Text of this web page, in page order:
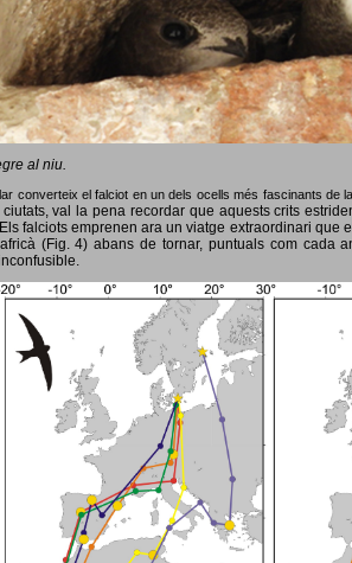
al niu.
converteix el falciot en un dels ocells més fascinants de
val la pena recordar que aquests crits
Els falciots emprenen ara un viatge extraordinari que
(Fig. 4) abans de tornar, puntuals com cada